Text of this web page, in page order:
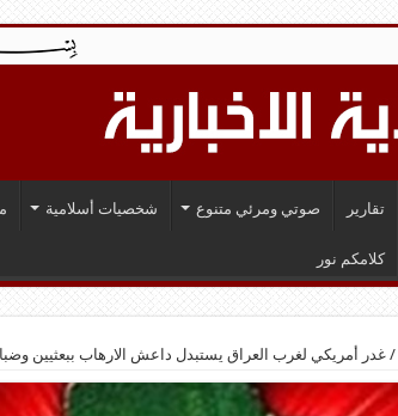
تقارير صوتي ومرئي متنوع شخصيات أسلامية
كلامكم نور
/ غدر أمريكي لغرب العراق يستبدل داعش الارهاب ببعثيين